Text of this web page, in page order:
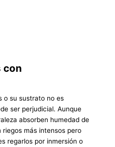
con
o su sustrato no es
ser perjudicial. Aunque
absorben humedad de
riegos más intensos pero
regarlos por inmersión o